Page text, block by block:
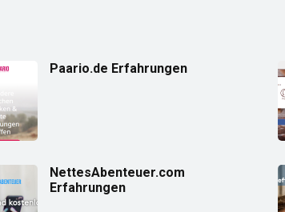
Paario.de Erfahrungen
NettesAbenteuer.com
Erfahrungen